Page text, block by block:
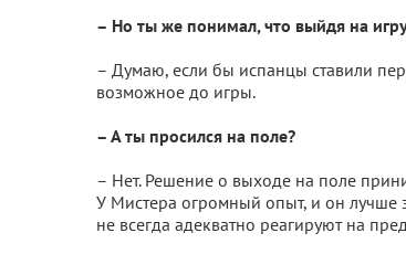
– Но ты же понимал, что выйдя на
– Думаю, если бы испанцы ставили
возможное до игры.
– А ты просился на поле?
– Нет. Решение о выходе на поле
У Мистера огромный опыт, и он лучше
не всегда адекватно реагируют на